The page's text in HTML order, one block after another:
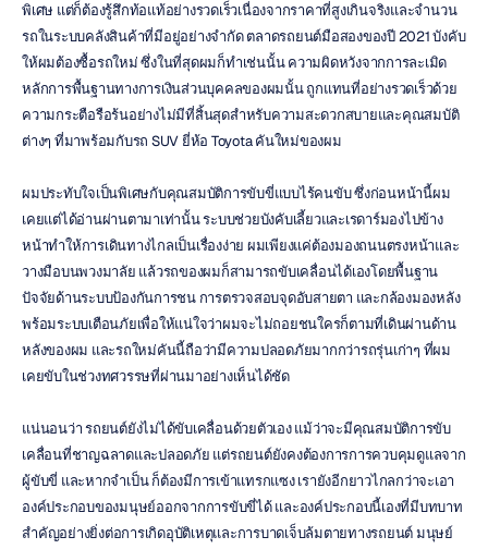
พิเศษ แต่ก็ต้องรู้สึกท้อแท้อย่างรวดเร็วเนื่องจากราคาที่สูงเกินจริงและจำนวน
รถในระบบคลังสินค้าที่มีอยู่อย่างจำกัด ตลาดรถยนต์มือสองของปี 2021 บังคับ
ให้ผมต้องซื้อรถใหม่ ซึ่งในที่สุดผมก็ทำเช่นนั้น ความผิดหวังจากการละเมิด
หลักการพื้นฐานทางการเงินส่วนบุคคลของผมนั้น ถูกแทนที่อย่างรวดเร็วด้วย
ความกระตือรือร้นอย่างไม่มีที่สิ้นสุดสำหรับความสะดวกสบายและคุณสมบัติ
ต่างๆ ที่มาพร้อมกับรถ SUV ยี่ห้อ Toyota คันใหม่ของผม
ผมประทับใจเป็นพิเศษกับคุณสมบัติการขับขี่แบบไร้คนขับ ซึ่งก่อนหน้านี้ผม
เคยแต่ได้อ่านผ่านตามาเท่านั้น ระบบช่วยบังคับเลี้ยวและเรดาร์มองไปข้าง
หน้าทำให้การเดินทางไกลเป็นเรื่องง่าย ผมเพียงแค่ต้องมองถนนตรงหน้าและ
วางมือบนพวงมาลัย แล้วรถของผมก็สามารถขับเคลื่อนได้เองโดยพื้นฐาน
ปัจจัยด้านระบบป้องกันการชน การตรวจสอบจุดอับสายตา และกล้องมองหลัง
พร้อมระบบเตือนภัยเพื่อให้แน่ใจว่าผมจะไม่ถอยชนใครก็ตามที่เดินผ่านด้าน
หลังของผม และรถใหม่คันนี้ถือว่ามีความปลอดภัยมากกว่ารถรุ่นเก่าๆ ที่ผม
เคยขับในช่วงทศวรรษที่ผ่านมาอย่างเห็นได้ชัด
แน่นอนว่า รถยนต์ยังไม่ได้ขับเคลื่อนด้วยตัวเอง แม้ว่าจะมีคุณสมบัติการขับ
เคลื่อนที่ชาญฉลาดและปลอดภัย แต่รถยนต์ยังคงต้องการการควบคุมดูแลจาก
ผู้ขับขี่ และหากจำเป็น ก็ต้องมีการเข้าแทรกแซง เรายังอีกยาวไกลกว่าจะเอา
องค์ประกอบของมนุษย์ออกจากการขับขี่ได้ และองค์ประกอบนี้เองที่มีบทบาท
สำคัญอย่างยิ่งต่อการเกิดอุบัติเหตุและการบาดเจ็บล้มตายทางรถยนต์ มนุษย์